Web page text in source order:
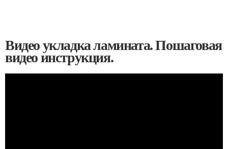
Видео укладка ламината. Пошаговая
видео инструкция.